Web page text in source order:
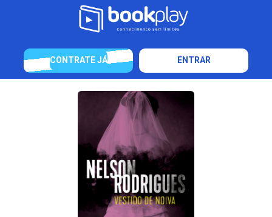
CONTRATE JÁ ENTRAR